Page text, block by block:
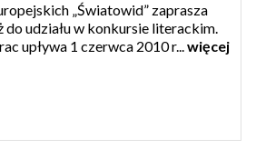
„Światowid” zaprasza
do udziału w konkursie literackim.
upływa 1 czerwca 2010 r...więcej